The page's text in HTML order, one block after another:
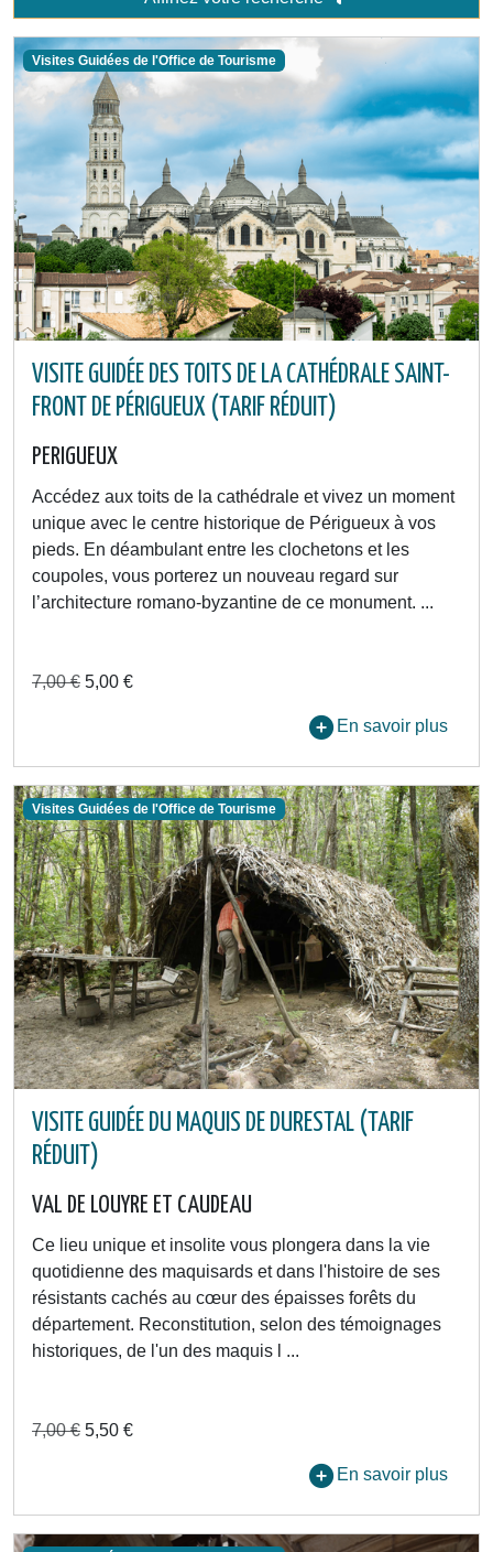
Visites Guidées de l'Office de Tourisme
VISITE GUIDÉE DES TOITS DE LA CATHÉDRALE SAINT-
FRONT DE PÉRIGUEUX (TARIF RÉDUIT)
PERIGUEUX
Accédez aux toits de la cathédrale et vivez un moment
unique avec le centre historique de Périgueux à vos
pieds. En déambulant entre les clochetons et les
coupoles, vous porterez un nouveau regard sur
l’architecture romano-byzantine de ce monument. ...
7,00 € 5,00 €
En savoir plus
Visites Guidées de l'Office de Tourisme
VISITE GUIDÉE DU MAQUIS DE DURESTAL (TARIF
RÉDUIT)
VAL DE LOUYRE ET CAUDEAU
Ce lieu unique et insolite vous plongera dans la vie
quotidienne des maquisards et dans l'histoire de ses
résistants cachés au cœur des épaisses forêts du
département. Reconstitution, selon des témoignages
historiques, de l'un des maquis l ...
7,00 € 5,50 €
En savoir plus